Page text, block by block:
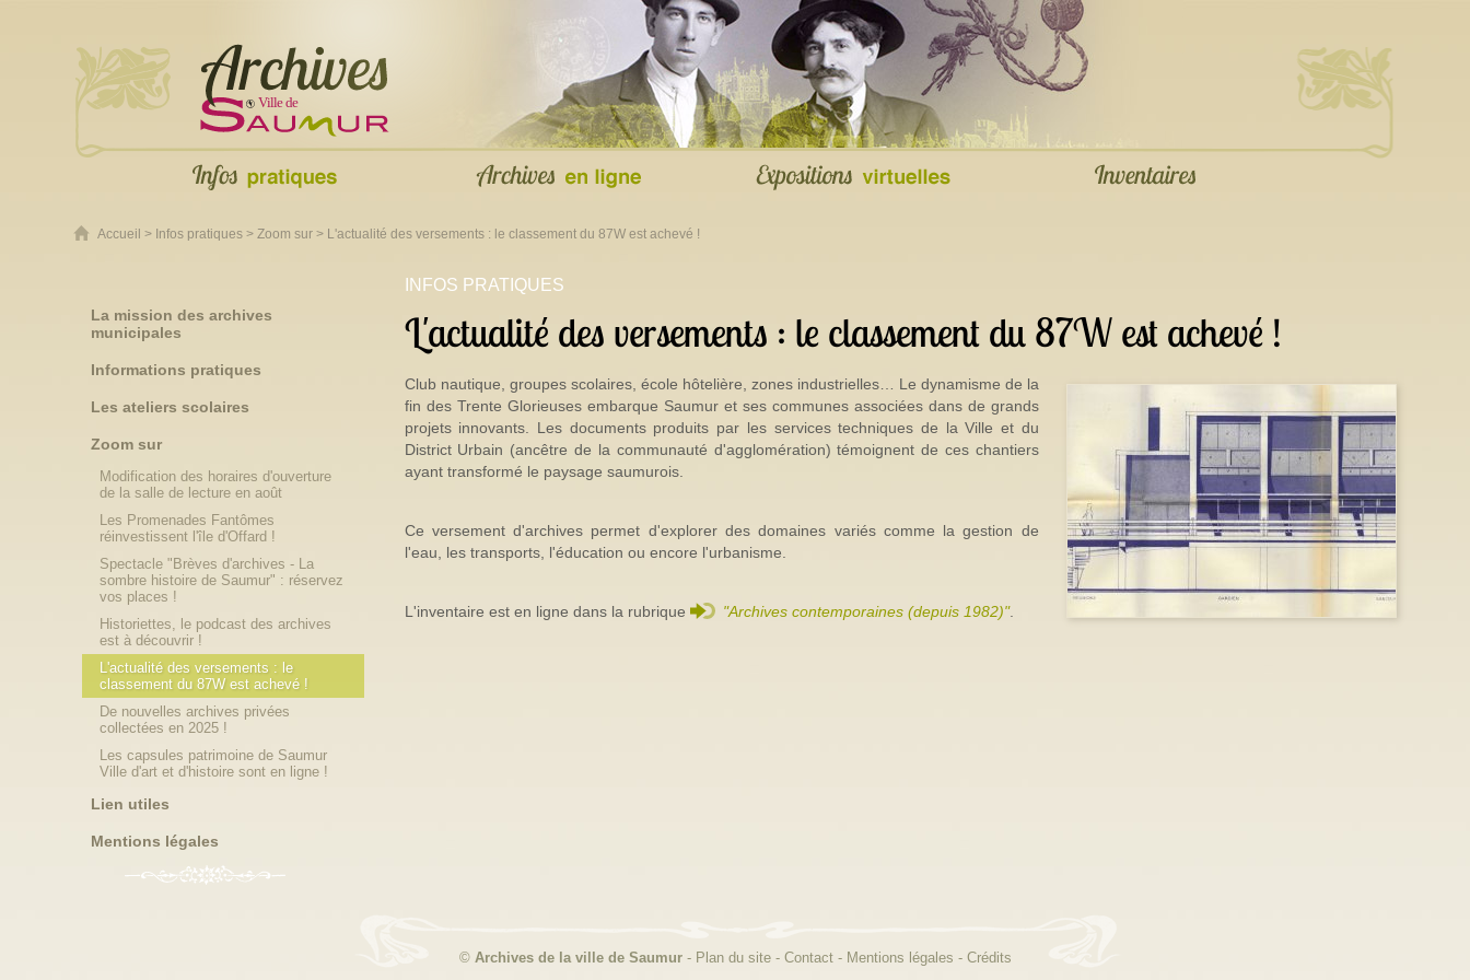
Accueil > Infos pratiques >Zoom sur > L'actualité des versements : le classement du 87W est achevé !
INFOS PRATIQUES
La mission des archives
municipales
Informations pratiques
Les ateliers scolaires
Zoom sur
Modification des horaires d'ouverture
de la salle de lecture en août
Les Promenades Fantômes
réinvestissent l'île d'Offard !
Spectacle "Brèves d'archives - La
sombre histoire de Saumur" : réservez
vos places !
Historiettes, le podcast des archives
est à découvrir !
L'actualité des versements : le
classement du 87W est achevé !
De nouvelles archives privées
collectées en 2025 !
Les capsules patrimoine de Saumur
Ville d'art et d'histoire sont en ligne !
Lien utiles
Mentions légales
L'actualité des versements : le classement du 87W est achevé !
Club nautique, groupes scolaires, école hôtelière, zones industrielles… Le dynamisme de la
fin des Trente Glorieuses embarque Saumur et ses communes associées dans de grands
projets innovants. Les documents produits par les services techniques de la Ville et du
District Urbain (ancêtre de la communauté d'agglomération) témoignent de ces chantiers
ayant transformé le paysage saumurois.
Ce versement d'archives permet d'explorer des domaines variés comme la gestion de
l'eau, les transports, l'éducation ou encore l'urbanisme.
L'inventaire est en ligne dans la rubrique "Archives contemporaines (depuis 1982)".
© Archives de la ville de Saumur- Plan du site- Contact- Mentions légales - Crédits